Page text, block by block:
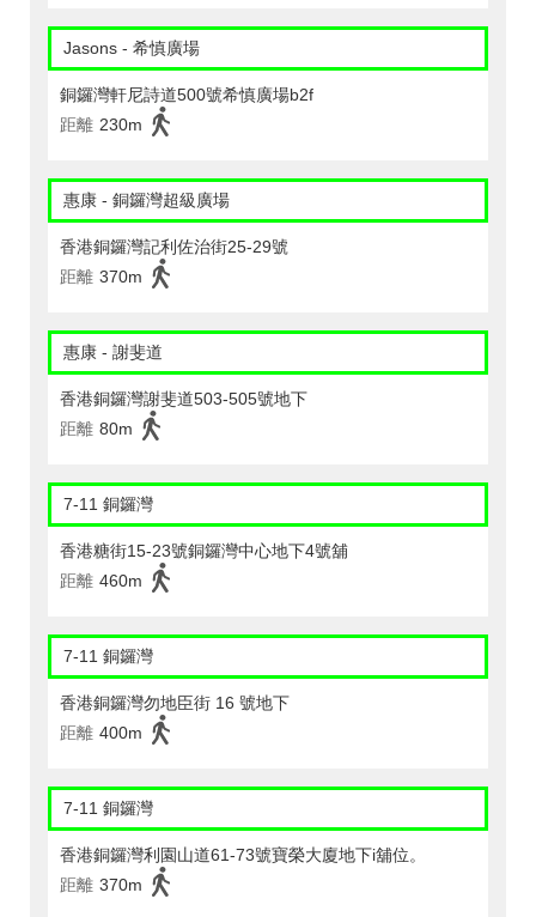
Jasons - 希慎廣場
銅鑼灣軒尼詩道500號希慎廣場b2f
距離 230m
惠康 - 銅鑼灣超級廣場
香港銅鑼灣記利佐治街25-29號
距離 370m
惠康 - 謝斐道
香港銅鑼灣謝斐道503-505號地下
距離 80m
7-11 銅鑼灣
香港糖街15-23號銅鑼灣中心地下4號舖
距離 460m
7-11 銅鑼灣
香港銅鑼灣勿地臣街 16 號地下
距離 400m
7-11 銅鑼灣
香港銅鑼灣利園山道61-73號寶榮大廈地下i舖位。
距離 370m